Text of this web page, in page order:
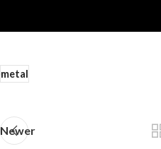
metal
Newer